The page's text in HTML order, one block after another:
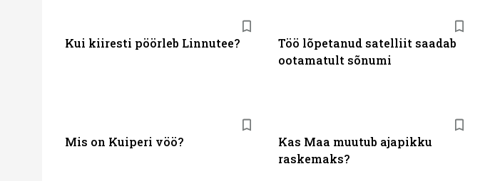
Kui kiiresti pöörleb Linnutee?
Töö lõpetanud satelliit saadab
ootamatult sõnumi
Mis on Kuiperi vöö?
Kas Maa muutub ajapikku
raskemaks?